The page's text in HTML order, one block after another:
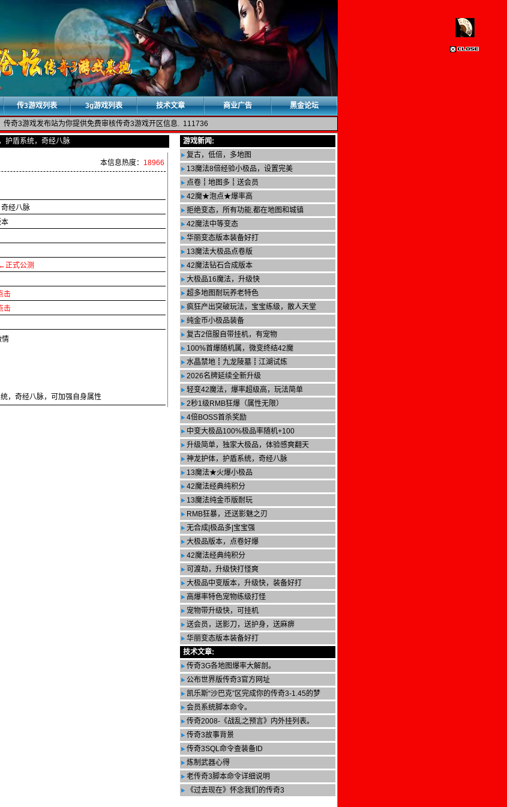
传3游戏列表 3g游戏列表 技术文章 商业广告 黑金论坛
传奇3游戏发布站为你提供免费审核传奇3游戏开区信息. 111736
护盾系统，奇经八脉
本信息热度： 18966
经八脉
←正式公测
击
击
情
，奇经八脉，可加强自身属性
游戏新闻:
复古，低倍，多地图
13魔法8倍经验小极品，设置完美
点卷┋地图多┋送会员
42魔★泡点★爆率高
拒绝变态，所有功能.都在地图和城镇
42魔法中等变态
华丽变态版本装备好打
13魔法大极品点卷版
42魔法钻石合成版本
大极品16魔法，升级快
超多地图耐玩养老特色
疯狂产出突破玩法，宝宝练级，散人天堂
纯金币小极品装备
复古2倍服自带挂机，有宠物
100%首爆随机属，微变终结42魔
水晶禁地┋九龙陵墓┋江湖试炼
2026名牌延续全新升级
轻变42魔法，爆率超级高，玩法简单
2秒1级RMB狂爆（属性无限）
4倍BOSS首杀奖励
中变大极品100%极品率随机+100
升级简单，独家大极品，体验感爽翻天
神龙护体，护盾系统，奇经八脉
13魔法★火爆小极品
42魔法经典纯积分
13魔法纯金币版耐玩
RMB狂暴，还送影魅之刃
无合成|极品多|宝宝强
大极品版本，点卷好爆
42魔法经典纯积分
可渡劫，升级快打怪爽
大极品中变版本，升级快，装备好打
高爆率特色宠物练级打怪
宠物带升级快，可挂机
送会员，送影刀，送护身，送麻痹
华丽变态版本装备好打
技术文章:
传奇3G各地图爆率大解剖。
公布世界版传奇3官方网址
凯乐斯“沙巴克”区完成你的传奇3-1.45的梦
会员系统脚本命令。
传奇2008-《战乱之预言》内外挂列表。
传奇3故事背景
传奇3SQL命令查装备ID
炼制武器心得
老传奇3脚本命令详细说明
《过去现在》怀念我们的传奇3